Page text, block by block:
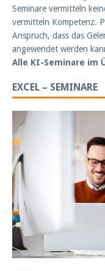
Seminare vermitteln
vermitteln Kompetenz.
Anspruch, dass das
angewendet werden
Alle KI-Seminare im
EXCEL – SEMINARE